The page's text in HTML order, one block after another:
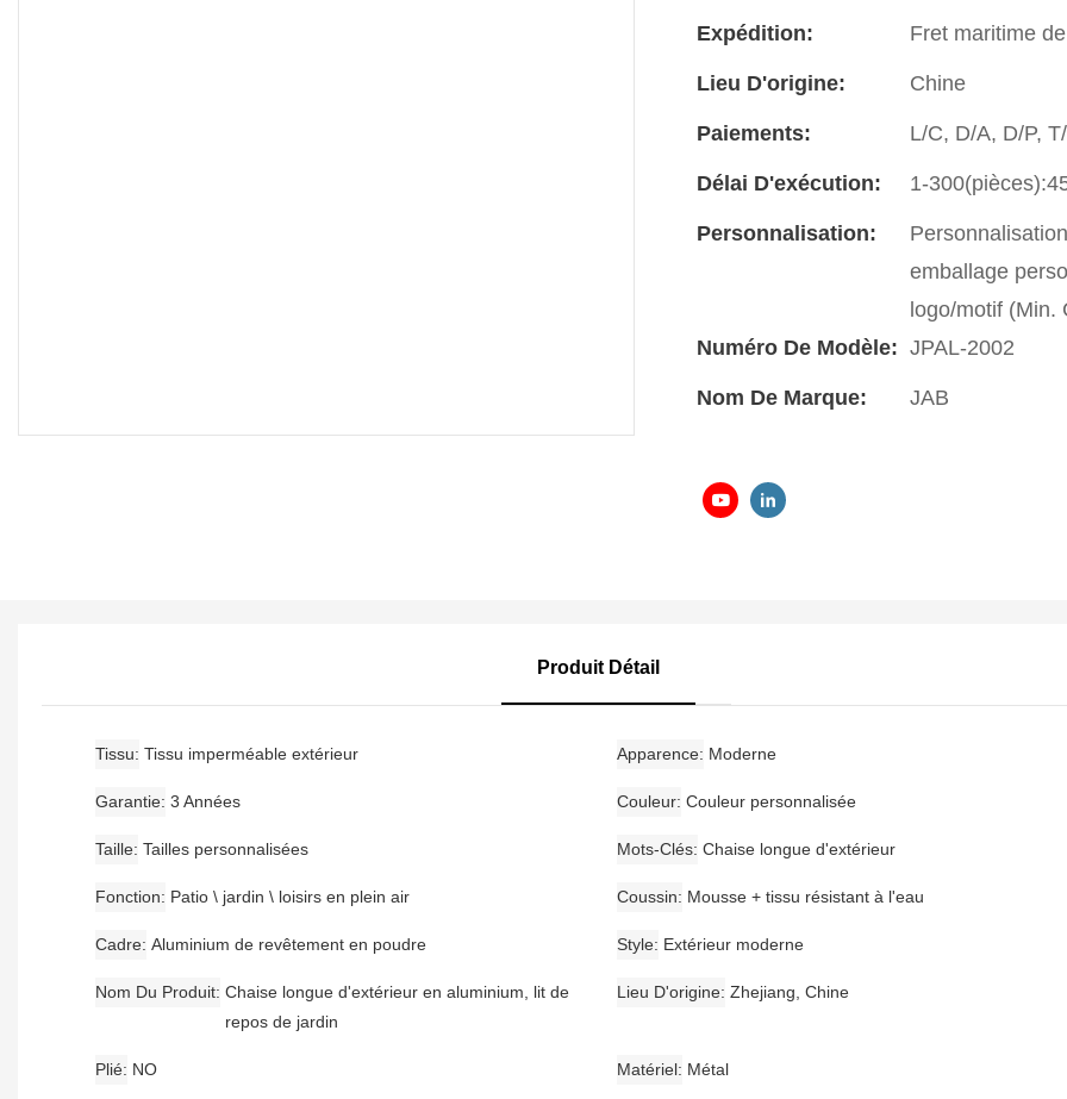
Expédition: Fret maritime
Lieu D'origine: Chine
Paiements: L/C, D/A, D/P,
Délai D'exécution: 1-
Personnalisation:
emballage
logo/motif (Min.
Numéro De Modèle: JPAL-2002
Nom De Marque: JAB
Produit Détail
Tissu Tissu imperméable extérieur Apparence Moderne
Garantie 3 Années Couleur Couleur personnalisée
Taille Tailles personnalisées Mots-Clés Chaise longue d'extérieur
Fonction Patio \ jardin \ loisirs en plein air Coussin Mousse + tissu résistant à l'eau
Cadre Aluminium de revêtement en poudre Style Extérieur moderne
Nom Du Produit Chaise longue d'extérieur en aluminium, lit de
repos de jardin
Lieu D'origine Zhejiang, Chine
Plié NO Matériel Métal